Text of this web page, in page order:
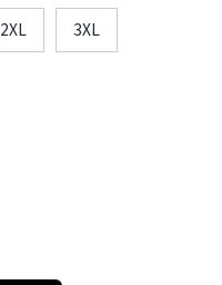
2XL 3XL